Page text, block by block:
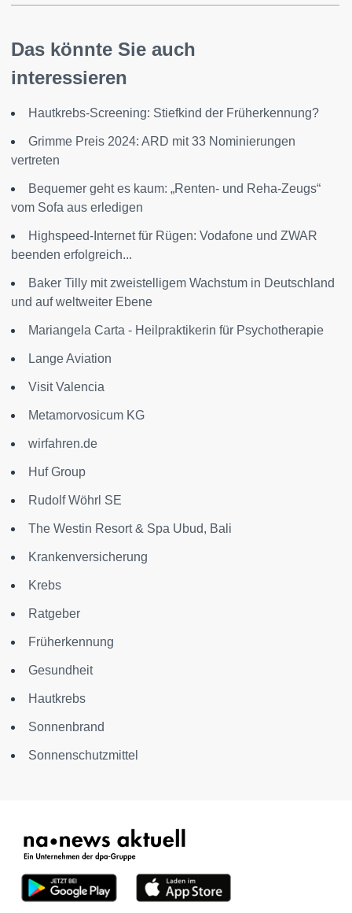
Das könnte Sie auch
interessieren
Hautkrebs-Screening: Stiefkind der Früherkennung?
Grimme Preis 2024: ARD mit 33 Nominierungen
vertreten
Bequemer geht es kaum: „Renten- und Reha-Zeugs“
vom Sofa aus erledigen
Highspeed-Internet für Rügen: Vodafone und ZWAR
beenden erfolgreich...
Baker Tilly mit zweistelligem Wachstum in Deutschland
und auf weltweiter Ebene
Mariangela Carta - Heilpraktikerin für Psychotherapie
Lange Aviation
Visit Valencia
Metamorvosicum KG
wirfahren.de
Huf Group
Rudolf Wöhrl SE
The Westin Resort & Spa Ubud, Bali
Krankenversicherung
Krebs
Ratgeber
Früherkennung
Gesundheit
Hautkrebs
Sonnenbrand
Sonnenschutzmittel